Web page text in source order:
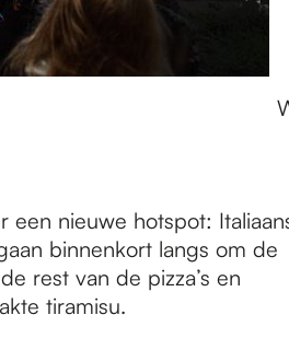
nieuwe hotspot:
binnenkort langs om de
rest van de pizza’s en
tiramisu.